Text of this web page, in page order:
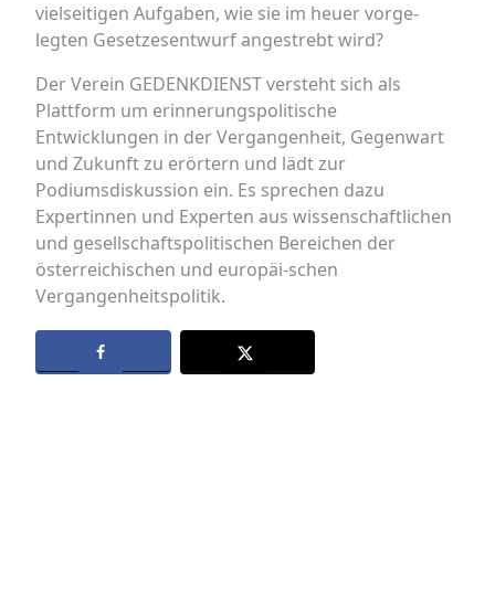
vielseitigen Aufgaben, wie sie im heuer vorge-
legten Gesetzesentwurf angestrebt wird?
Der Verein GEDENKDIENST versteht sich als
Plattform um erinnerungspolitische
Entwicklungen in der Vergangenheit, Gegenwart
und Zukunft zu erörtern und lädt zur
Podiumsdiskussion ein. Es sprechen dazu
Expertinnen und Experten aus wissenschaftlichen
und gesellschaftspolitischen Bereichen der
österreichischen und europäi-schen
Vergangenheitspolitik.